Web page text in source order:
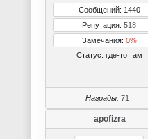
Сообщений: 1440
Репутация: 518
Замечания: 0%
Статус: где-то там
Награды: 71
apofizra